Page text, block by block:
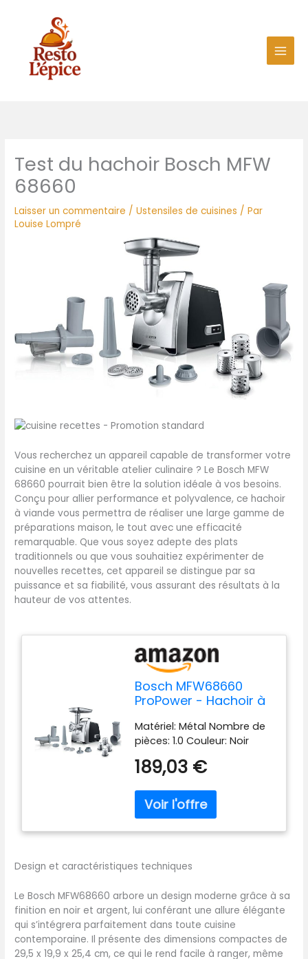
Test du hachoir Bosch MFW
68660
Laisser un commentaire /Ustensiles de cuisines / Par
Louise Lompré
Vous recherchez un appareil capable de transformer votre
cuisine en un véritable atelier culinaire ? Le Bosch MFW
68660 pourrait bien être la solution idéale à vos besoins.
Conçu pour allier performance et polyvalence, ce hachoir
à viande vous permettra de réaliser une large gamme de
préparations maison, le tout avec une efficacité
remarquable. Que vous soyez adepte des plats
traditionnels ou que vous souhaitiez expérimenter de
nouvelles recettes, cet appareil se distingue par sa
puissance et sa fiabilité, vous assurant des résultats à la
hauteur de vos attentes.
Bosch MFW68660
ProPower - Hachoir à
Matériel: Métal Nombre de
pièces: 1.0 Couleur: Noir
189,03 €
Design et caractéristiques techniques
Le Bosch MFW68660 arbore un design moderne grâce à sa
finition en noir et argent, lui conférant une allure élégante
qui s’intégrera parfaitement dans toute cuisine
contemporaine. Il présente des dimensions compactes de
29,5 x 19,9 x 25,4 cm, ce qui le rend facile à ranger, même